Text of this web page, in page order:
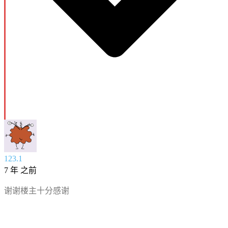
123.1
7 年 之前
谢谢楼主十分感谢